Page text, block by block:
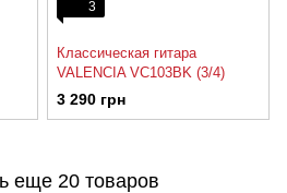
3
Классическая гитара
VALENCIA VC103BK (3/4)
3 290 грн
еще 20 товаров